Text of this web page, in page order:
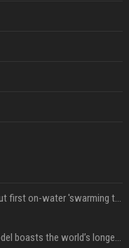
Hivemind AI software carries out first on-water 'swarming test' in Taiwan mission
Denza claims its latest Z9S model boasts the world’s longest electric range — allowing owners to drive from New York to Detroit without a stop